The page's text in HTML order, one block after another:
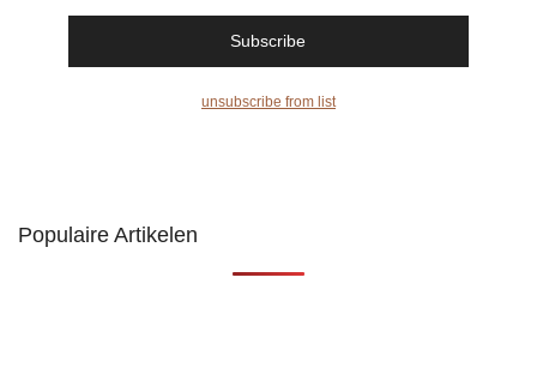
unsubscribe from list
Populaire Artikelen